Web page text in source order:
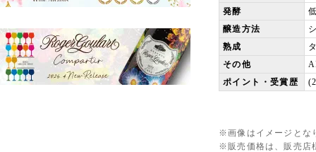
発酵
醸造方法
熟成
その他
ポイント・受賞歴
※画像はイメージとな
※販売価格は、販売店